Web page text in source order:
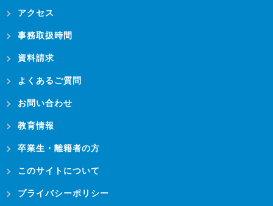
アクセス
事務取扱時間
資料請求
よくあるご質問
お問い合わせ
教育情報
卒業生・離籍者の方
このサイトについて
プライバシーポリシー